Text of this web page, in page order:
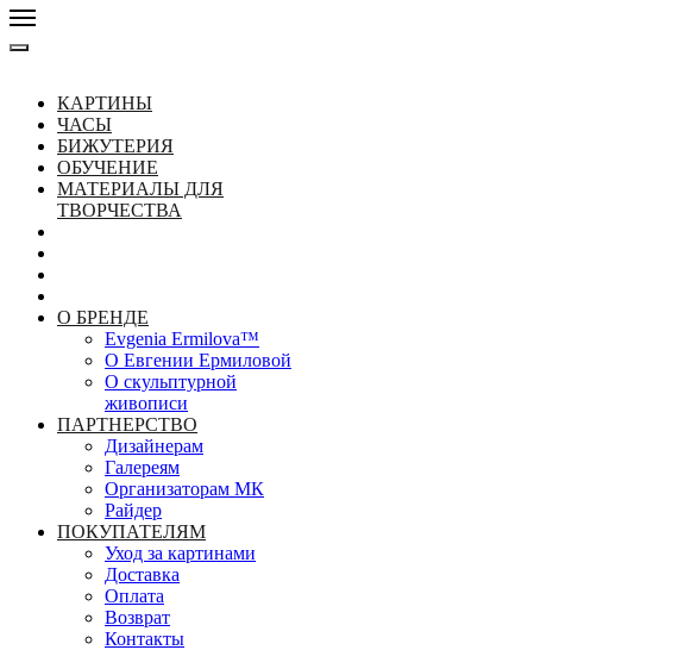
КАРТИНЫ
ЧАСЫ
БИЖУТЕРИЯ
ОБУЧЕНИЕ
МАТЕРИАЛЫ ДЛЯ
ТВОРЧЕСТВА
О БРЕНДЕ
Evgenia Ermilova™
О Евгении Ермиловой
О скульптурной
живописи
ПАРТНЕРСТВО
Дизайнерам
Галереям
Организаторам МК
Райдер
ПОКУПАТЕЛЯМ
Уход за картинами
Доставка
Оплата
Возврат
Контакты